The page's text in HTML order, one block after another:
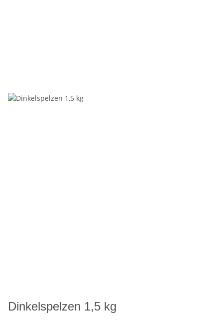
Dinkelspelzen 1,5 kg